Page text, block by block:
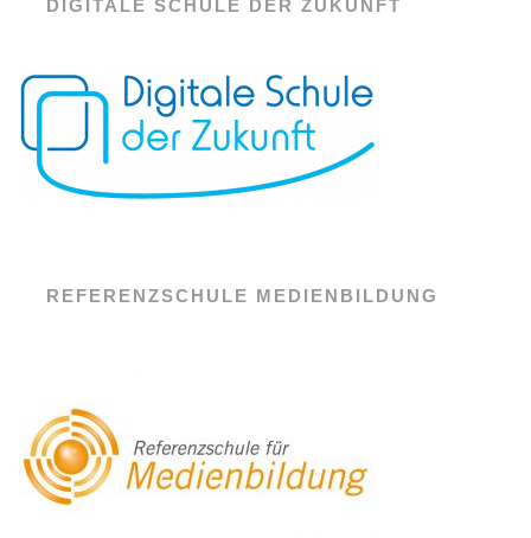
DIGITALE SCHULE DER ZUKUNFT
REFERENZSCHULE MEDIENBILDUNG